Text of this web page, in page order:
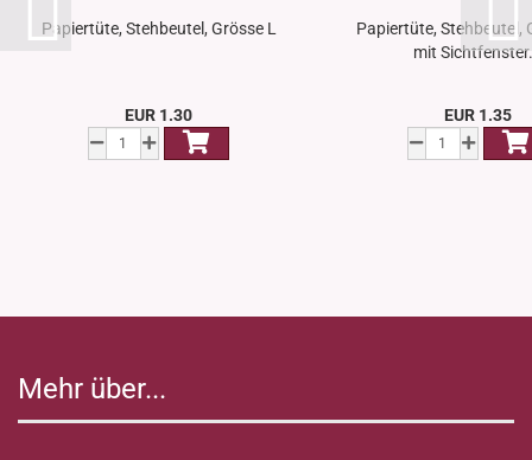
Papiertüte, Stehbeutel, Grösse L
EUR 1.30
Papiertüte, Stehbeutel,
mit
EUR 1.35
Mehr über...